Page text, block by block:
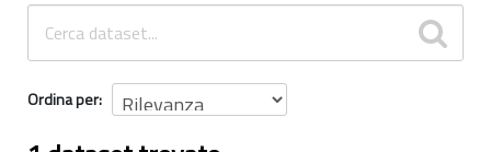
INFORMAZIONI
Ordina per